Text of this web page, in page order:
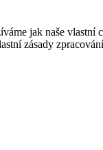
jak naše vlastní
zásady